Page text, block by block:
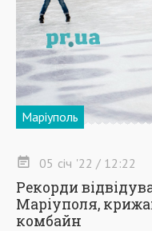
Маріуполь
05 січ '22 / 12:22
Рекорди
Маріуполя,
комбайн